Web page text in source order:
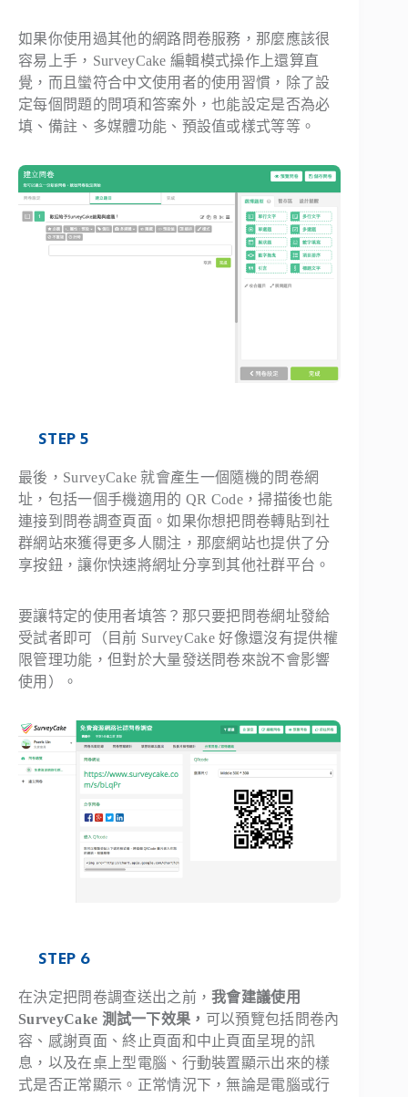
如果你使用過其他的網路問卷服務，那麼應該很
容易上手，SurveyCake 編輯模式操作上還算直
覺，而且蠻符合中文使用者的使用習慣，除了設
定每個問題的問項和答案外，也能設定是否為必
填、備註、多媒體功能、預設值或樣式等等。
STEP 5
最後，SurveyCake 就會產生一個隨機的問卷網
址，包括一個手機適用的 QR Code，掃描後也能
連接到問卷調查頁面。如果你想把問卷轉貼到社
群網站來獲得更多人關注，那麼網站也提供了分
享按鈕，讓你快速將網址分享到其他社群平台。
要讓特定的使用者填答？那只要把問卷網址發給
受試者即可（目前 SurveyCake 好像還沒有提供權
限管理功能，但對於大量發送問卷來說不會影響
使用）。
STEP 6
在決定把問卷調查送出之前，我會建議使用
SurveyCake 測試一下效果， 可以預覽包括問卷內
容、感謝頁面、終止頁面和中止頁面呈現的訊
息，以及在桌上型電腦、行動裝置顯示出來的樣
式是否正常顯示。正常情況下，無論是電腦或行